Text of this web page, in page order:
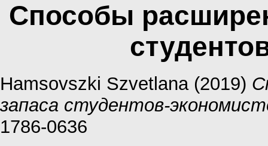
Способы
Hamsovszki Szvetlana(2019)
запаса студентов-
1786-0636